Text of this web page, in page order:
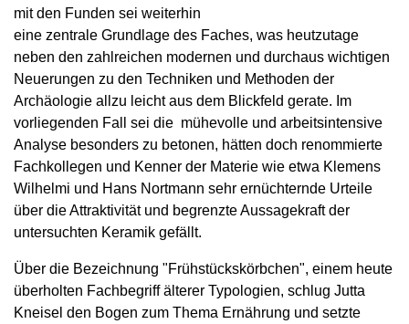
mit den Funden sei weiterhin
eine zentrale Grundlage des Faches, was heutzutage
neben den zahlreichen modernen und durchaus wichtigen
Neuerungen zu den Techniken und Methoden der
Archäologie allzu leicht aus dem Blickfeld gerate. Im
vorliegenden Fall sei die mühevolle und arbeitsintensive
Analyse besonders zu betonen, hätten doch renommierte
Fachkollegen und Kenner der Materie wie etwa Klemens
Wilhelmi und Hans Nortmann sehr ernüchternde Urteile
über die Attraktivität und begrenzte Aussagekraft der
untersuchten Keramik gefällt.
Über die Bezeichnung "Frühstückskörbchen", einem heute
überholten Fachbegriff älterer Typologien, schlug Jutta
Kneisel den Bogen zum Thema Ernährung und setzte